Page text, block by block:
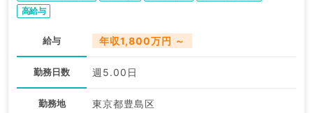
高給与
給与 年収1,800万円 ～
勤務日数 週5.00日
勤務地 東京都豊島区